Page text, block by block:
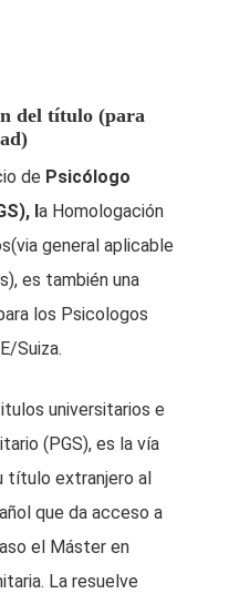
del título (para
de Psicólogo
la Homologación
general aplicable
es también una
los Psicologos
Suiza.
universitarios e
(PGS), es la vía
título extranjero al
que da acceso a
el Máster en
La resuelve